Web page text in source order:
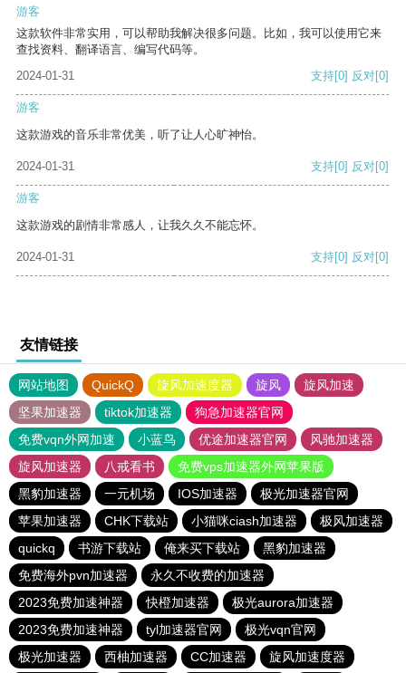
游客
这款软件非常实用，可以帮助我解决很多问题。比如，我可以使用它来
查找资料、翻译语言、编写代码等。
2024-01-31
支持[0] 反对[0]
游客
这款游戏的音乐非常优美，听了让人心旷神怡。
2024-01-31 支持[0] 反对[0]
游客
这款游戏的剧情非常感人，让我久久不能忘怀。
2024-01-31 支持[0] 反对[0]
友情链接
网站地图 QuickQ 旋风加速度器 旋风
旋风加速
坚果加速器
tiktok加速器
狗急加速器官网
免费vqn外网加速
小蓝鸟 优途加速器官网
风驰加速器
旋风加速器
八戒看书
免费vps加速器外网苹果版
黑豹加速器
一元机场 IOS加速器
极光加速器官网
苹果加速器
CHK下载站 小猫咪ciash加速器
极风加速器
quickq
书游下载站 俺来买下载站
黑豹加速器
免费海外pvn加速器
永久不收费的加速器
2023免费加速神器
快橙加速器
极光aurora加速器
2023免费加速神器
tyl加速器官网
极光vqn官网
极光加速器
西柚加速器 CC加速器 旋风加速度器